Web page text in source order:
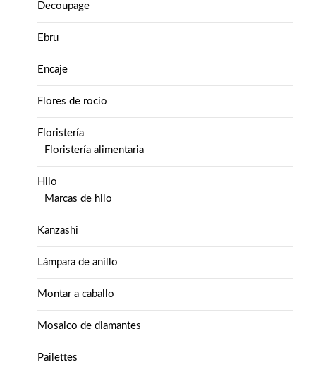
Decoupage
Ebru
Encaje
Flores de rocío
Floristería
Floristería alimentaria
Hilo
Marcas de hilo
Kanzashi
Lámpara de anillo
Montar a caballo
Mosaico de diamantes
Pailettes